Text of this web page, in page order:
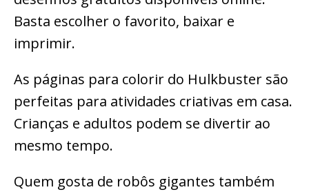
Basta escolher o favorito, baixar e
imprimir.
As páginas para colorir do Hulkbuster são
perfeitas para atividades criativas em casa.
Crianças e adultos podem se divertir ao
mesmo tempo.
Quem gosta de robôs gigantes também